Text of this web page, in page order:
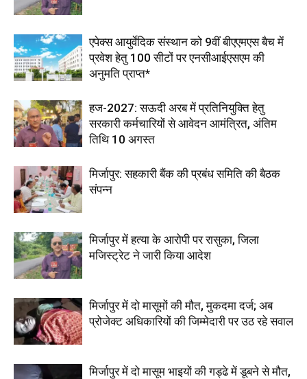
एपेक्स आयुर्वेदिक संस्थान को 9वीं बीएएमएस बैच में
प्रवेश हेतु 100 सीटों पर एनसीआईएसएम की
अनुमति प्राप्त*
हज-2027: सऊदी अरब में प्रतिनियुक्ति हेतु
सरकारी कर्मचारियों से आवेदन आमंत्रित, अंतिम
तिथि 10 अगस्त
मिर्जापुर: सहकारी बैंक की प्रबंध समिति की बैठक
संपन्न
मिर्जापुर में हत्या के आरोपी पर रासुका, जिला
मजिस्ट्रेट ने जारी किया आदेश
मिर्जापुर में दो मासूमों की मौत, मुकदमा दर्ज; अब
प्रोजेक्ट अधिकारियों की जिम्मेदारी पर उठ रहे सवाल
मिर्जापुर में दो मासूम भाइयों की गड्ढे में डूबने से मौत,